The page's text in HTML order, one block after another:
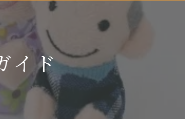
ひまわり司法書士法人 千葉オフィス
ひまわり司法書士法人 印西オフィス
イド